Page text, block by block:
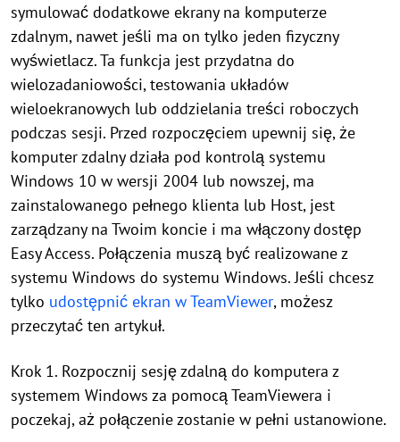
symulować dodatkowe ekrany na komputerze
zdalnym, nawet jeśli ma on tylko jeden fizyczny
wyświetlacz. Ta funkcja jest przydatna do
wielozadaniowości, testowania układów
wieloekranowych lub oddzielania treści roboczych
podczas sesji. Przed rozpoczęciem upewnij się, że
komputer zdalny działa pod kontrolą systemu
Windows 10 w wersji 2004 lub nowszej, ma
zainstalowanego pełnego klienta lub Host, jest
zarządzany na Twoim koncie i ma włączony dostęp
Easy Access. Połączenia muszą być realizowane z
systemu Windows do systemu Windows. Jeśli chcesz
tylko udostępnić ekran w TeamViewer, możesz
przeczytać ten artykuł.
Krok 1. Rozpocznij sesję zdalną do komputera z
systemem Windows za pomocą TeamViewera i
poczekaj, aż połączenie zostanie w pełni ustanowione.